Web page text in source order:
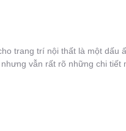
trang trí nội thất là một dấu
vẫn rất rõ những chi